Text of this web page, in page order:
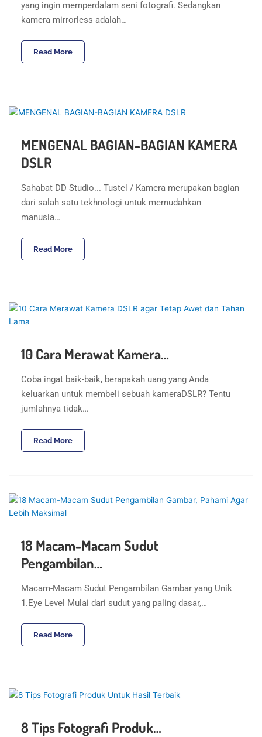
yang ingin memperdalam seni fotografi. Sedangkan
kamera mirrorless adalah…
Read More
MENGENAL BAGIAN-BAGIAN KAMERA
DSLR
Sahabat DD Studio... Tustel / Kamera merupakan bagian
dari salah satu tekhnologi untuk memudahkan
manusia…
Read More
10 Cara Merawat Kamera…
Coba ingat baik-baik, berapakah uang yang Anda
keluarkan untuk membeli sebuah kameraDSLR? Tentu
jumlahnya tidak…
Read More
18 Macam-Macam Sudut
Pengambilan…
Macam-Macam Sudut Pengambilan Gambar yang Unik
1.Eye Level Mulai dari sudut yang paling dasar,…
Read More
8 Tips Fotografi Produk…